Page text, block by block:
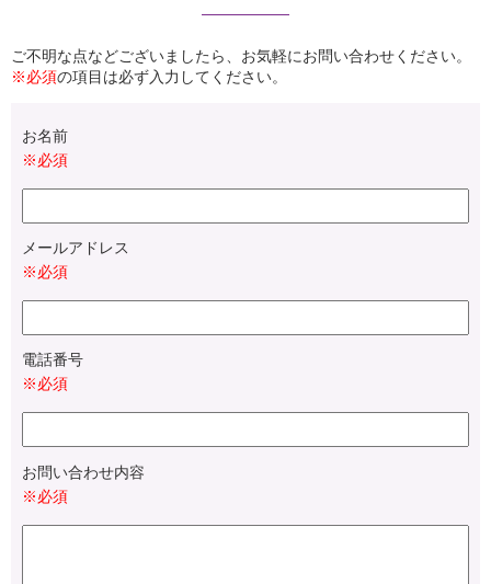
ご不明な点などございましたら、お気軽にお問い合わせください。
※必須の項目は必ず入力してください。
お名前
※必須
メールアドレス
※必須
電話番号
※必須
お問い合わせ内容
※必須